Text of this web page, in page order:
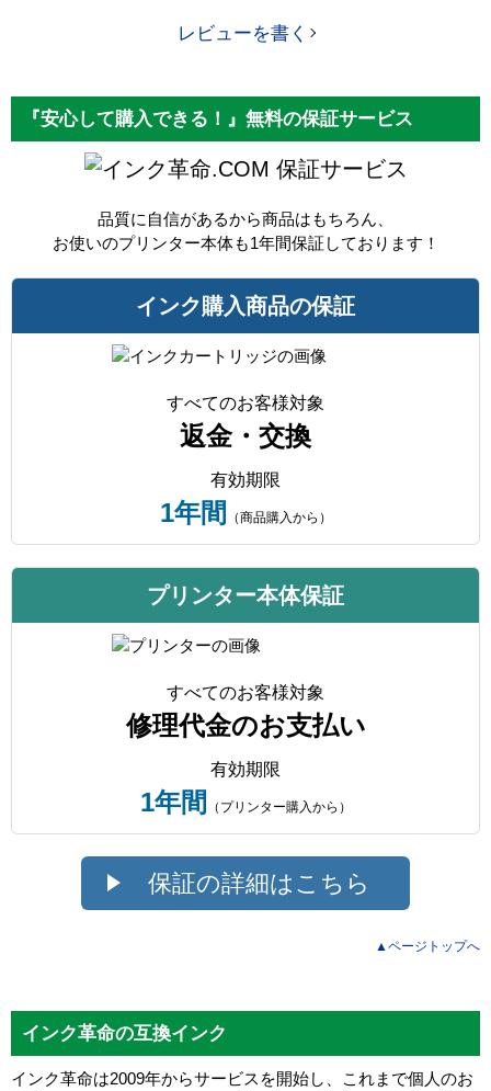
レビューを書く
『安心して購入できる！』無料の保証サービス
保証サービス
品質に自信があるから商品はもちろん、
お使いのプリンター本体も1年間保証しております！
インク購入商品の保証
すべてのお客様対象
返金・交換
有効期限
1年間 （商品購入から）
プリンター本体保証
すべてのお客様対象
修理代金のお支払い
有効期限
1年間 （プリンター購入から）
保証の詳細はこちら
▲ページトップへ
インク革命の互換インク
インク革命は2009年からサービスを開始し、これまで個人のお